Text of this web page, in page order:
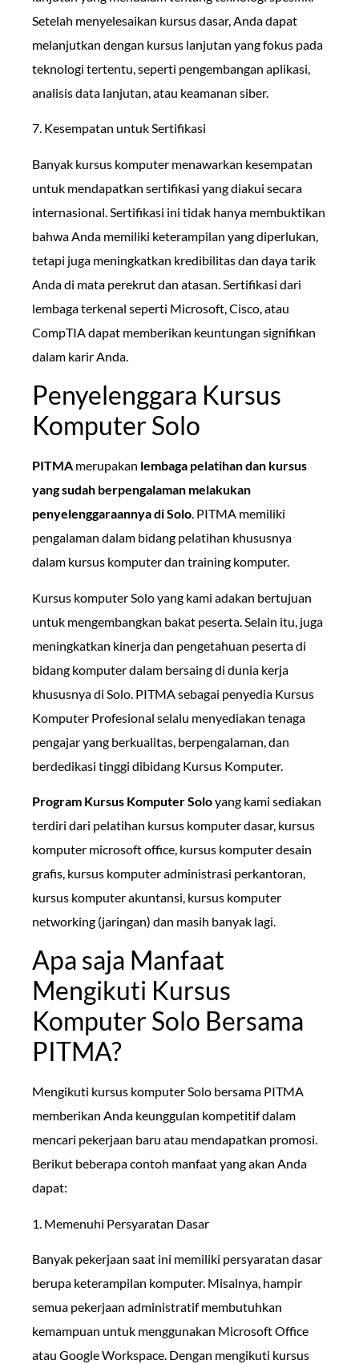
Setelah menyelesaikan kursus dasar, Anda dapat
melanjutkan dengan kursus lanjutan yang fokus pada
teknologi tertentu, seperti pengembangan aplikasi,
analisis data lanjutan, atau keamanan siber.
7. Kesempatan untuk Sertifikasi
Banyak kursus komputer menawarkan kesempatan
untuk mendapatkan sertifikasi yang diakui secara
internasional. Sertifikasi ini tidak hanya membuktikan
bahwa Anda memiliki keterampilan yang diperlukan,
tetapi juga meningkatkan kredibilitas dan daya tarik
Anda di mata perekrut dan atasan. Sertifikasi dari
lembaga terkenal seperti Microsoft, Cisco, atau
CompTIA dapat memberikan keuntungan signifikan
dalam karir Anda.
Penyelenggara Kursus
Komputer Solo
PITMA merupakan lembaga pelatihan dan kursus
yang sudah berpengalaman melakukan
penyelenggaraannya di Solo. PITMA memiliki
pengalaman dalam bidang pelatihan khususnya
dalam kursus komputer dan training komputer.
Kursus komputer Solo yang kami adakan bertujuan
untuk mengembangkan bakat peserta. Selain itu, juga
meningkatkan kinerja dan pengetahuan peserta di
bidang komputer dalam bersaing di dunia kerja
khususnya di Solo. PITMA sebagai penyedia Kursus
Komputer Profesional selalu menyediakan tenaga
pengajar yang berkualitas, berpengalaman, dan
berdedikasi tinggi dibidang Kursus Komputer.
Program Kursus Komputer Soloyang kami sediakan
terdiri dari pelatihan kursus komputer dasar, kursus
komputer microsoft office, kursus komputer desain
grafis, kursus komputer administrasi perkantoran,
kursus komputer akuntansi, kursus komputer
networking (jaringan) dan masih banyak lagi.
Apa saja Manfaat
Mengikuti Kursus
Komputer Solo Bersama
PITMA?
Mengikuti kursus komputer Solo bersama PITMA
memberikan Anda keunggulan kompetitif dalam
mencari pekerjaan baru atau mendapatkan promosi.
Berikut beberapa contoh manfaat yang akan Anda
dapat:
1. Memenuhi Persyaratan Dasar
Banyak pekerjaan saat ini memiliki persyaratan dasar
berupa keterampilan komputer. Misalnya, hampir
semua pekerjaan administratif membutuhkan
kemampuan untuk menggunakan Microsoft Office
atau Google Workspace. Dengan mengikuti kursus